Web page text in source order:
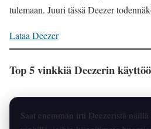
tulemaan. Juuri tässä Deezer
Lataa Deezer
Top 5 vinkkiä Deezerin
Saat enemmän irti Deezeristä